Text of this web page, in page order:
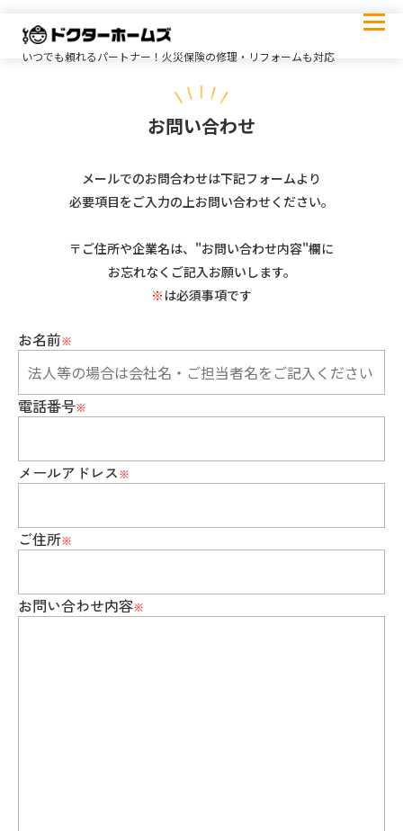
いつでも頼れるパートナー！火災保険の修理・リフォームも対応
お問い合わせ
メールでのお問合わせは下記フォームより
必要項目をご入力の上お問い合わせください。
〒ご住所や企業名は、"お問い合わせ内容"欄に
お忘れなくご記入お願いします。
※は必須事項です
お名前
電話番号
メールアドレス
ご住所
お問い合わせ内容